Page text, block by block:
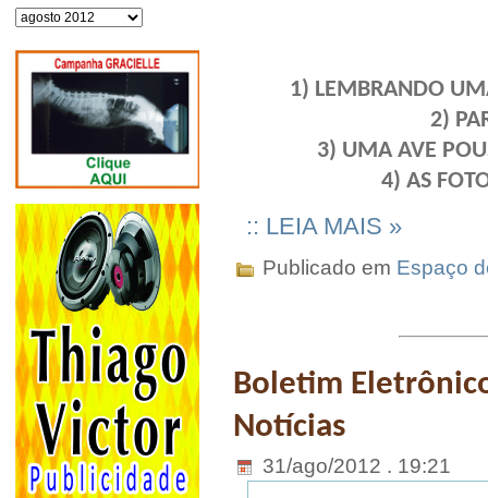
Arquivos
1) LEMBRANDO
2)
3) UMA AVE
4) AS
:: LEIA MAIS »
Publicado em Espaço
Boletim
Notícias
31/ago/2012 . 19:21